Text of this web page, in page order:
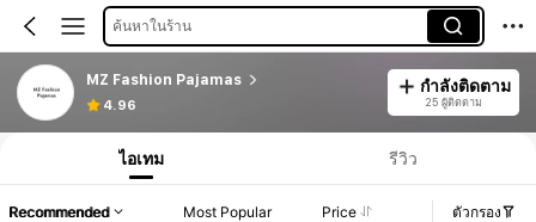
ค้นหาในร้าน
MZ Fashion Pajamas
4.96
กำลังติดตาม
25 ผู้ติดตาม
ไอเทม รีวิว
Recommended Most Popular Price ตัวกรอง